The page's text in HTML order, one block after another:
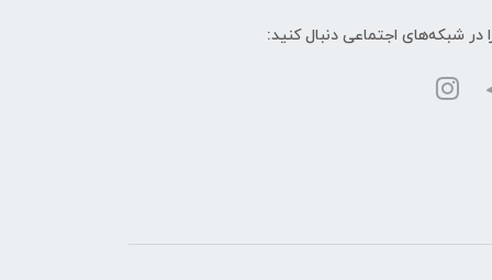
در شبکه‌های اجتماعی دنبال کنید: